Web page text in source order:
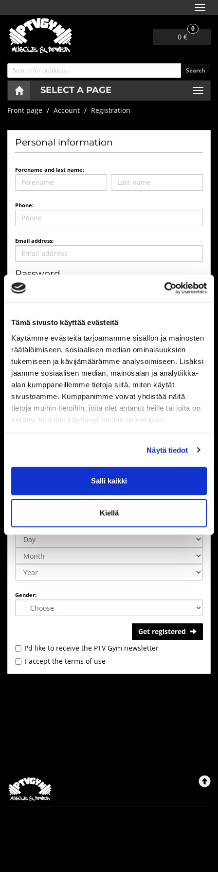
Tämä sivusto käyttää evästeitä
Käytämme evästeitä tarjoamamme sisällön ja mainosten
räätälöimiseen, sosiaalisen median ominaisuuksien
tukemiseen ja kävijämäärämme analysoimiseen. Lisäksi
jaamme sosiaalisen median, mainosalan ja analytiikka-
alan kumppaneillemme tietoja siitä, miten käytät
sivustoamme. Kumppanimme voivat yhdistää näitä
tietoja muihin tietoihin, joita olet antanut heille tai joita on
kerätty, kun olet käyttänyt heidän palvelujaan.
Näytä tiedot
Salli kaikki
Kiellä
0 €
0
Search
SELECT A PAGE
Front page Account Registration
Personal information
Forename and last name:
Phone:
Email address:
Password
Password again:
Address information
Address:
Country:
Additional info
Date of birth:
Gender:
Get registered
I'd like to receive the PTV Gym newsletter
I accept the terms of use